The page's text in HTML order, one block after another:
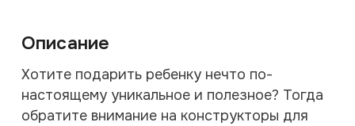
Описание
Хотите подарить ребенку нечто по-
настоящему уникальное и полезное? Тогда
обратите внимание на конструкторы для